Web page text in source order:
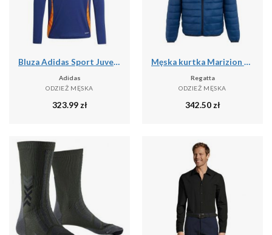
Bluza Adidas Sport Juve Tr Top Dorosłych
Adidas
ODZIEŻ MĘSKA
323.99zł
Męska kurtka Marizion z kapturem
Regatta
ODZIEŻ MĘSKA
342.50zł